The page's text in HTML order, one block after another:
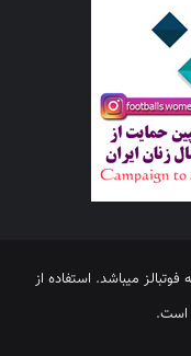
میباشد. استفاده از
است.